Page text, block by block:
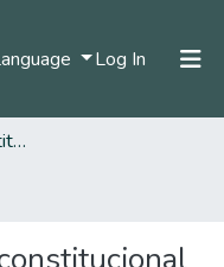
Log In (current)
Asamblea Nacional Constituyente